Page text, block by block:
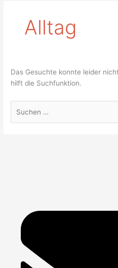
Alltag
Das Gesuchte konnte leider
hilft die Suchfunktion.